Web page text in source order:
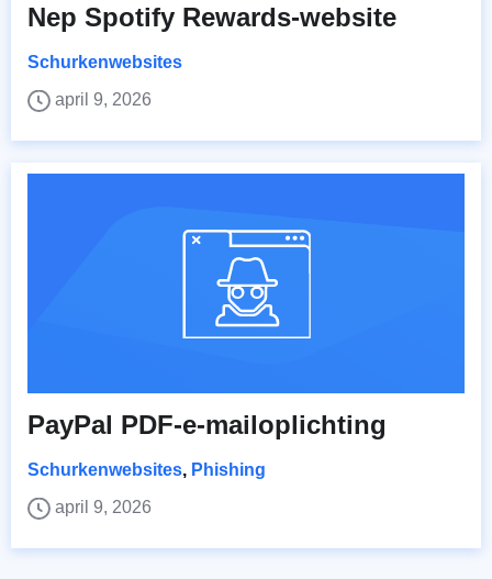
Nep Spotify Rewards-website
Schurkenwebsites
april 9, 2026
PayPal PDF-e-mailoplichting
Schurkenwebsites, Phishing
april 9, 2026